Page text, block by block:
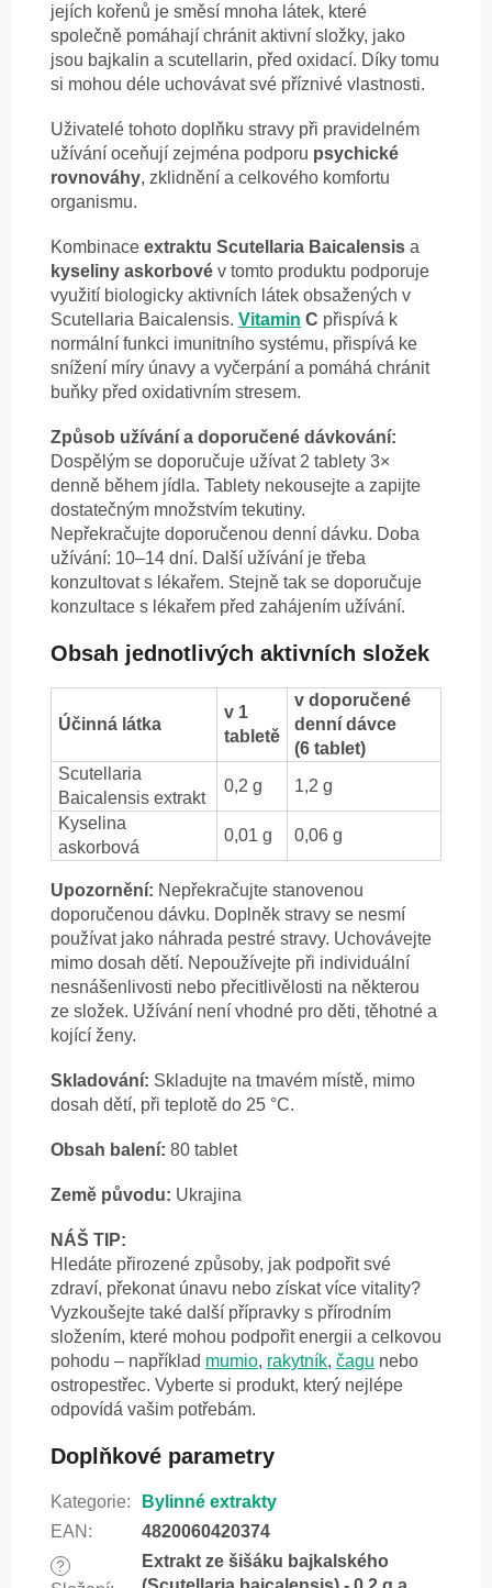
jejích kořenů je směsí mnoha látek, které
společně pomáhají chránit aktivní složky, jako
jsou bajkalin a scutellarin, před oxidací. Díky tomu
si mohou déle uchovávat své příznivé vlastnosti.
Uživatelé tohoto doplňku stravy při pravidelném
užívání oceňují zejména podporu psychické
rovnováhy, zklidnění a celkového komfortu
organismu.
Kombinace extraktu Scutellaria Baicalensis a
kyseliny askorbové v tomto produktu podporuje
využití biologicky aktivních látek obsažených v
Scutellaria Baicalensis. Vitamin C přispívá k
normální funkci imunitního systému, přispívá ke
snížení míry únavy a vyčerpání a pomáhá chránit
buňky před oxidativním stresem.
Způsob užívání a doporučené dávkování:
Dospělým se doporučuje užívat 2 tablety 3×
denně během jídla. Tablety nekousejte a zapijte
dostatečným množstvím tekutiny.
Nepřekračujte doporučenou denní dávku. Doba
užívání: 10–14 dní. Další užívání je třeba
konzultovat s lékařem. Stejně tak se doporučuje
konzultace s lékařem před zahájením užívání.
Obsah jednotlivých aktivních složek
Účinná látka
v 1
tabletě
v doporučené
denní dávce
(6 tablet)
Scutellaria
Baicalensis extrakt
0,2 g
1,2 g
Kyselina
askorbová
0,01 g 0,06 g
Upozornění: Nepřekračujte stanovenou
doporučenou dávku. Doplněk stravy se nesmí
používat jako náhrada pestré stravy. Uchovávejte
mimo dosah dětí. Nepoužívejte při individuální
nesnášenlivosti nebo přecitlivělosti na některou
ze složek. Užívání není vhodné pro děti, těhotné a
kojící ženy.
Skladování: Skladujte na tmavém místě, mimo
dosah dětí, při teplotě do 25 °C.
Obsah balení: 80 tablet
Země původu: Ukrajina
NÁŠ TIP:
Hledáte přirozené způsoby, jak podpořit své
zdraví, překonat únavu nebo získat více vitality?
Vyzkoušejte také další přípravky s přírodním
složením, které mohou podpořit energii a celkovou
pohodu – například mumio, rakytník, čagu nebo
ostropestřec. Vyberte si produkt, který nejlépe
odpovídá vašim potřebám.
Doplňkové parametry
Kategorie:
Bylinné extrakty
EAN : 4820060420374
?
Extrakt ze šišáku bajkalského